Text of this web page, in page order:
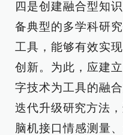
四是创建融合型知
备典型的多学科研
工具，能够有效实
创新。为此，应建
字技术为工具的融
迭代升级研究方法
脑机接口情感测量